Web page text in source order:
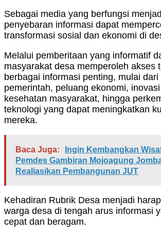
Sebagai media yang berfungsi
penyebaran informasi dapat
transformasi sosial dan ekonomi di
Melalui pemberitaan yang informatif
masyarakat desa memperoleh akses
berbagai informasi penting, mulai dari
pemerintah, peluang ekonomi,
kesehatan masyarakat, hingga
teknologi yang dapat meningkatkan
mereka.
Baca Juga:
Ingin Kembangkan
Pemdes Gambiran Mojoagung
Realiasikan Pembangunan JUT
Kehadiran Rubrik Desa menjadi
warga desa di tengah arus informasi
cepat dan beragam.